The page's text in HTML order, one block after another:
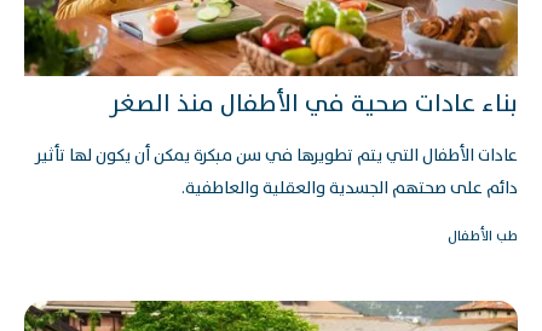
بناء عادات صحية في الأطفال منذ الصغر
عادات الأطفال التي يتم تطويرها في سن مبكرة يمكن أن يكون لها تأثير
دائم على صحتهم الجسدية والعقلية والعاطفية.
طب الأطفال